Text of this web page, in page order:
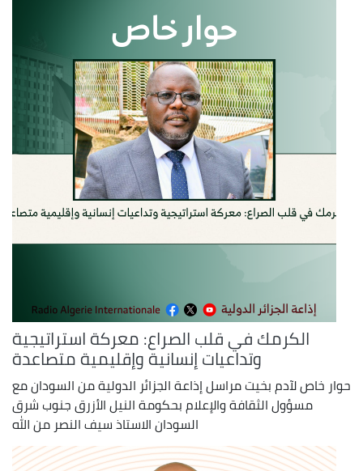
الكرمك في قلب الصراع: معركة استراتيجية
وتداعيات إنسانية وإقليمية متصاعدة
حوار خاص لآدم بخيت مراسل إذاعة الجزائر الدولية من السودان مع
مسؤول الثقافة والإعلام بحكومة النيل الأزرق جنوب شرق
السودان الاستاذ سيف النصر من الله